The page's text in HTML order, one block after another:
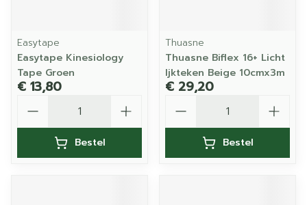
Easytape
Easytape Kinesiology
Tape Groen
€ 13,80
Bestel
Thuasne
Thuasne Biflex 16+ Licht
Ijkteken Beige 10cmx3m
€ 29,20
Bestel